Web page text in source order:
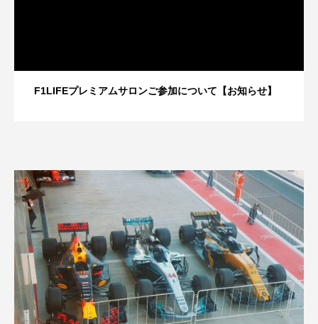
F1LIFEプレミアムサロンご参加について【お知らせ】